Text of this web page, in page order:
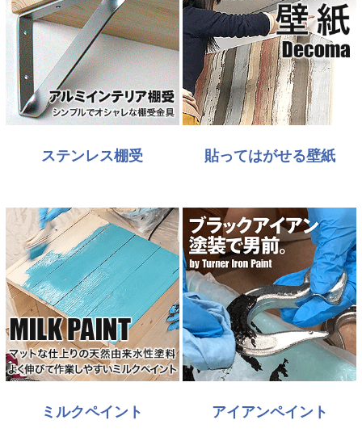
ステンレス棚受 貼ってはがせる壁紙
ミルクペイント アイアンペイント